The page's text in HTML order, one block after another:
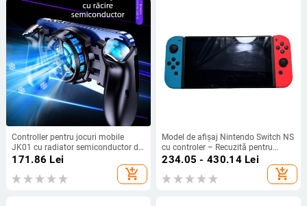
Controller pentru jocuri mobile
JK01 cu radiator semiconductor de
răcire, Bluetooth, Type-C, pentru
Android și iPhone, fără vibrații
171.86 Lei
add_shopping_cart
Model de afișaj Nintendo Switch NS
cu controler – Recuzită pentru
vitrină (Model:NS; Pachet: unitate
gazdă, 1 controler portabil, 1
pereche; Greutate: 400 g; Versiune
234.05 - 430.14Lei
add_shopping_cart